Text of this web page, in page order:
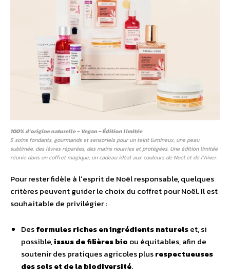
100% d’origine naturelle – Vegan – Édition limitée
5 soins fondants, gourmands et sensoriels pour un teint lumineux, une peau
sublimée, des lèvres réparées, des mains nourries et protégées. Une édition limitée
réunie dans un coffret magique, un cadeau idéal aux couleurs de Noël et de l’hiver.
Pour rester fidèle à lʼesprit de Noël responsable, quelques
critères peuvent guider le choix du coffret pour Noël. Il est
souhaitable de privilégier :
Desformules riches en ingrédients naturelset, si
possible,issus de filières bio ou équitables, afin de
soutenir des pratiques agricoles plusrespectueuses
des sols et de la biodiversité.